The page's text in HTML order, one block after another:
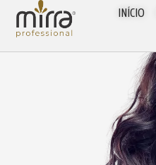
INÍCIO